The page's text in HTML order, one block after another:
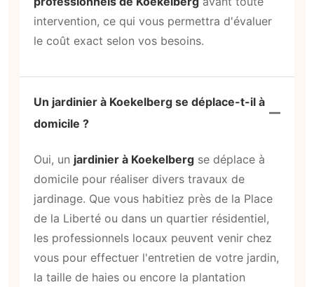
intervention, ce qui vous permettra d'évaluer
le coût exact selon vos besoins.
Un jardinier à Koekelberg se déplace-t-il à
domicile ?
Oui, un jardinier à Koekelberg se déplace à
domicile pour réaliser divers travaux de
jardinage. Que vous habitiez près de la Place
de la Liberté ou dans un quartier résidentiel,
les professionnels locaux peuvent venir chez
vous pour effectuer l'entretien de votre jardin,
la taille de haies ou encore la plantation